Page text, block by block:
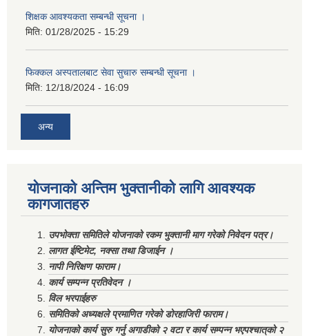
शिक्षक आवश्यकता सम्बन्धी सूचना ।
मिति: 01/28/2025 - 15:29
फिक्कल अस्पतालबाट सेवा सुचारु सम्बन्धी सूचना ।
मिति: 12/18/2024 - 16:09
अन्य
योजनाको अन्तिम भुक्तानीको लागि आवश्यक
कागजातहरु
उपभोक्ता समितिले योजनाको रकम भुक्तानी माग गरेको निवेदन पत्र।
लागत ईष्टिमेट, नक्सा तथा डिजाईन ।
नापी निरिक्षण फाराम।
कार्य सम्पन्न प्रतिवेदन ।
विल भरपाईहरु
समितिको अध्यक्षले प्रमाणित गरेको डोरहाजिरी फाराम।
योजनाको कार्य सुरु गर्नु अगाडीको २ वटा र कार्य सम्पन्न भएपश्चात्‌को २